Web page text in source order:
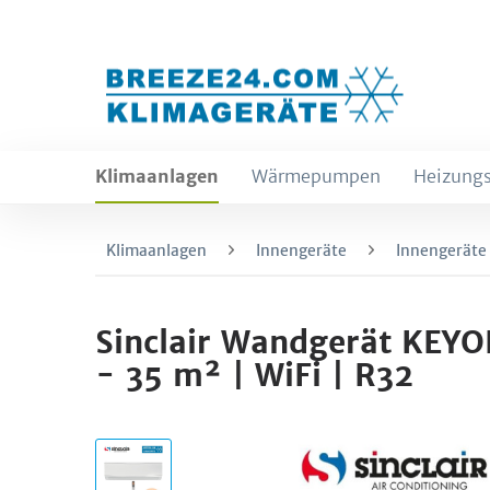
Klimaanlagen Wärmepumpen
Klimaanlagen Innengeräte
Sinclair Wandgerät
- 35 m² | WiFi | R32